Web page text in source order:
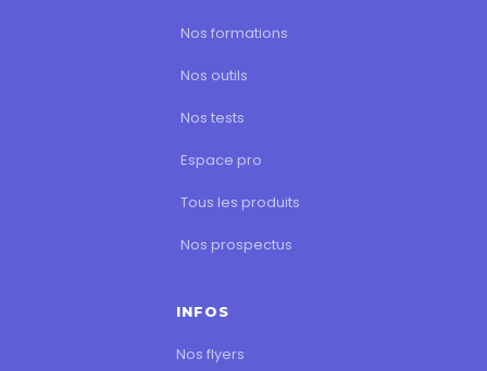
Nos formations
Nos outils
Nos tests
Espace pro
Tous les produits
Nos prospectus
INFOS
Nos flyers